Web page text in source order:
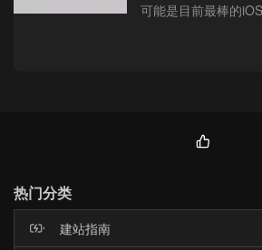
可能是目前最棒的
热门分类
建站指南